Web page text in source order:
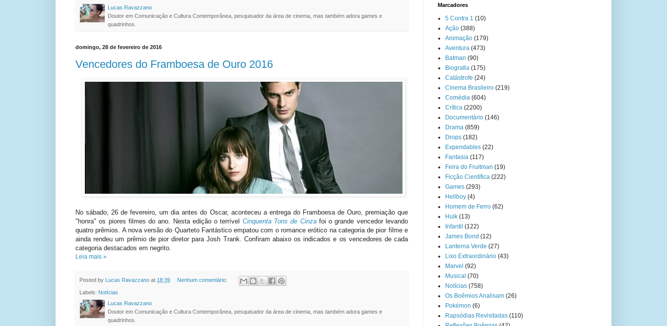
Lucas Ravazzano
Doutor em Comunicação e Cultura Contemporânea, pesquisador da área de cinema, mas também adora games e
quadrinhos.
domingo, 28 de fevereiro de 2016
Vencedores do Framboesa de Ouro 2016
No sábado, 26 de fevereiro, um dia antes do Oscar, aconteceu a entrega do Framboesa de Ouro, premiação que
"honra" os piores filmes do ano. Nesta edição o terrível Cinquenta Tons de Cinza foi o grande vencedor levando
quatro prêmios. A nova versão do Quarteto Fantástico empatou com o romance erótico na categoria de pior filme e
ainda rendeu um prêmio de pior diretor para Josh Trank. Confiram abaixo os indicados e os vencedores de cada
categoria destacados em negrito.
Leia mais »
Posted by Lucas Ravazzano at 18:39 Nenhum comentário:
Labels: Notícias
Lucas Ravazzano
Doutor em Comunicação e Cultura Contemporânea, pesquisador da área de cinema, mas também adora games e
quadrinhos.
Marcadores
5 Contra 1 (10)
Ação (388)
Animação (179)
Aventura (473)
Batman (90)
Biografia (175)
Catástrofe (24)
Cinema Brasileiro (219)
Comédia (604)
Crítica (2200)
Documentário (146)
Drama (859)
Drops (182)
Expendables (22)
Fantasia (117)
Feira do Fruitman (19)
Ficção Científica (222)
Games (293)
Hellboy (4)
Homem de Ferro (62)
Hulk (13)
Infantil (122)
James Bond (12)
Lanterna Verde (27)
Lixo Extraordinário (43)
Marvel (92)
Musical (70)
Notícias (758)
Os Boêmios Analisam (26)
Pokémon (6)
Rapsódias Revisitadas (110)